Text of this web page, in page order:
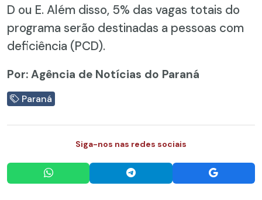
D ou E. Além disso, 5% das vagas totais do
programa serão destinadas a pessoas com
deficiência (PCD).
Por: Agência de Notícias do Paraná
Paraná
Siga-nos nas redes sociais